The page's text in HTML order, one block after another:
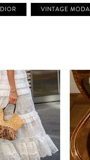
DIOR
VINTAGE MODA